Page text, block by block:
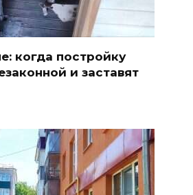
когда постройку
и заставят